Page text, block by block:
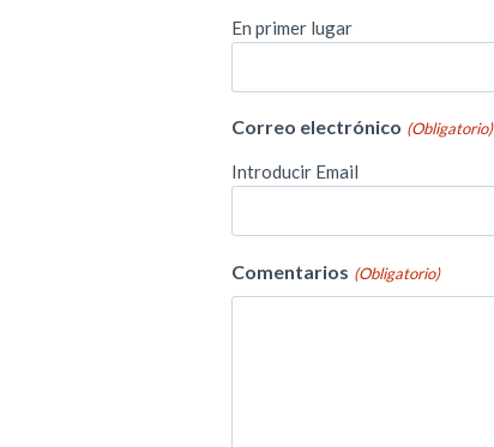
En primer lugar
Correo electrónico (Obligatorio)
Introducir Email
Comentarios (Obligatorio)